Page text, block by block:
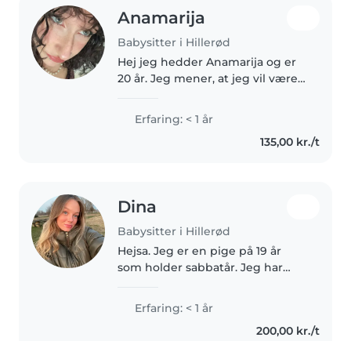
Anamarija
Babysitter i Hillerød
Hej jeg hedder Anamarija og er
20 år. Jeg mener, at jeg vil være
jeres barn/børn, fordi jeg er
meget opmærksom på at
tilpasse mig det enkelte barns..
Erfaring: < 1 år
135,00 kr./t
Dina
Babysitter i Hillerød
Hejsa. Jeg er en pige på 19 år
som holder sabbatår. Jeg har
førhen arbejde i vuggestue.
Været sanglærer for en ung pige
og hjulpet en ukrainsk pige
Erfaring: < 1 år
200,00 kr./t